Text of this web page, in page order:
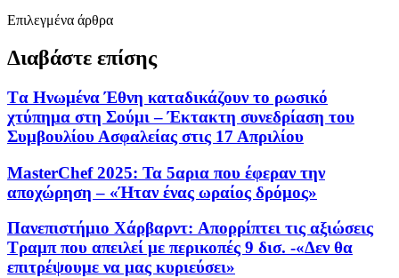
Επιλεγμένα άρθρα
Διαβάστε επίσης
Tα Ηνωμένα Έθνη καταδικάζουν το ρωσικό
χτύπημα στη Σούμι – Έκτακτη συνεδρίαση του
Συμβουλίου Ασφαλείας στις 17 Απριλίου
MasterChef 2025: Τα 5αρια που έφεραν την
αποχώρηση – «Ήταν ένας ωραίος δρόμος»
Πανεπιστήμιο Χάρβαρντ: Aπορρίπτει τις αξιώσεις
Τραμπ που απειλεί με περικοπές 9 δισ. -«Δεν θα
επιτρέψουμε να μας κυριεύσει»